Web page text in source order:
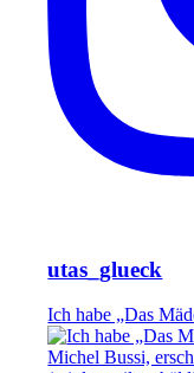
utas_glueck
Ich habe „Das